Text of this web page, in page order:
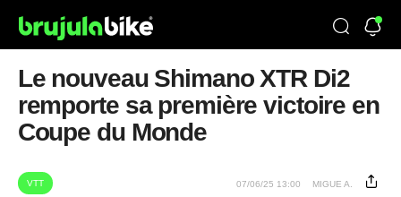
Le nouveau Shimano XTR Di2
remporte sa première victoire en
Coupe du Monde
VTT 07/06/25 13:00 MIGUE A.